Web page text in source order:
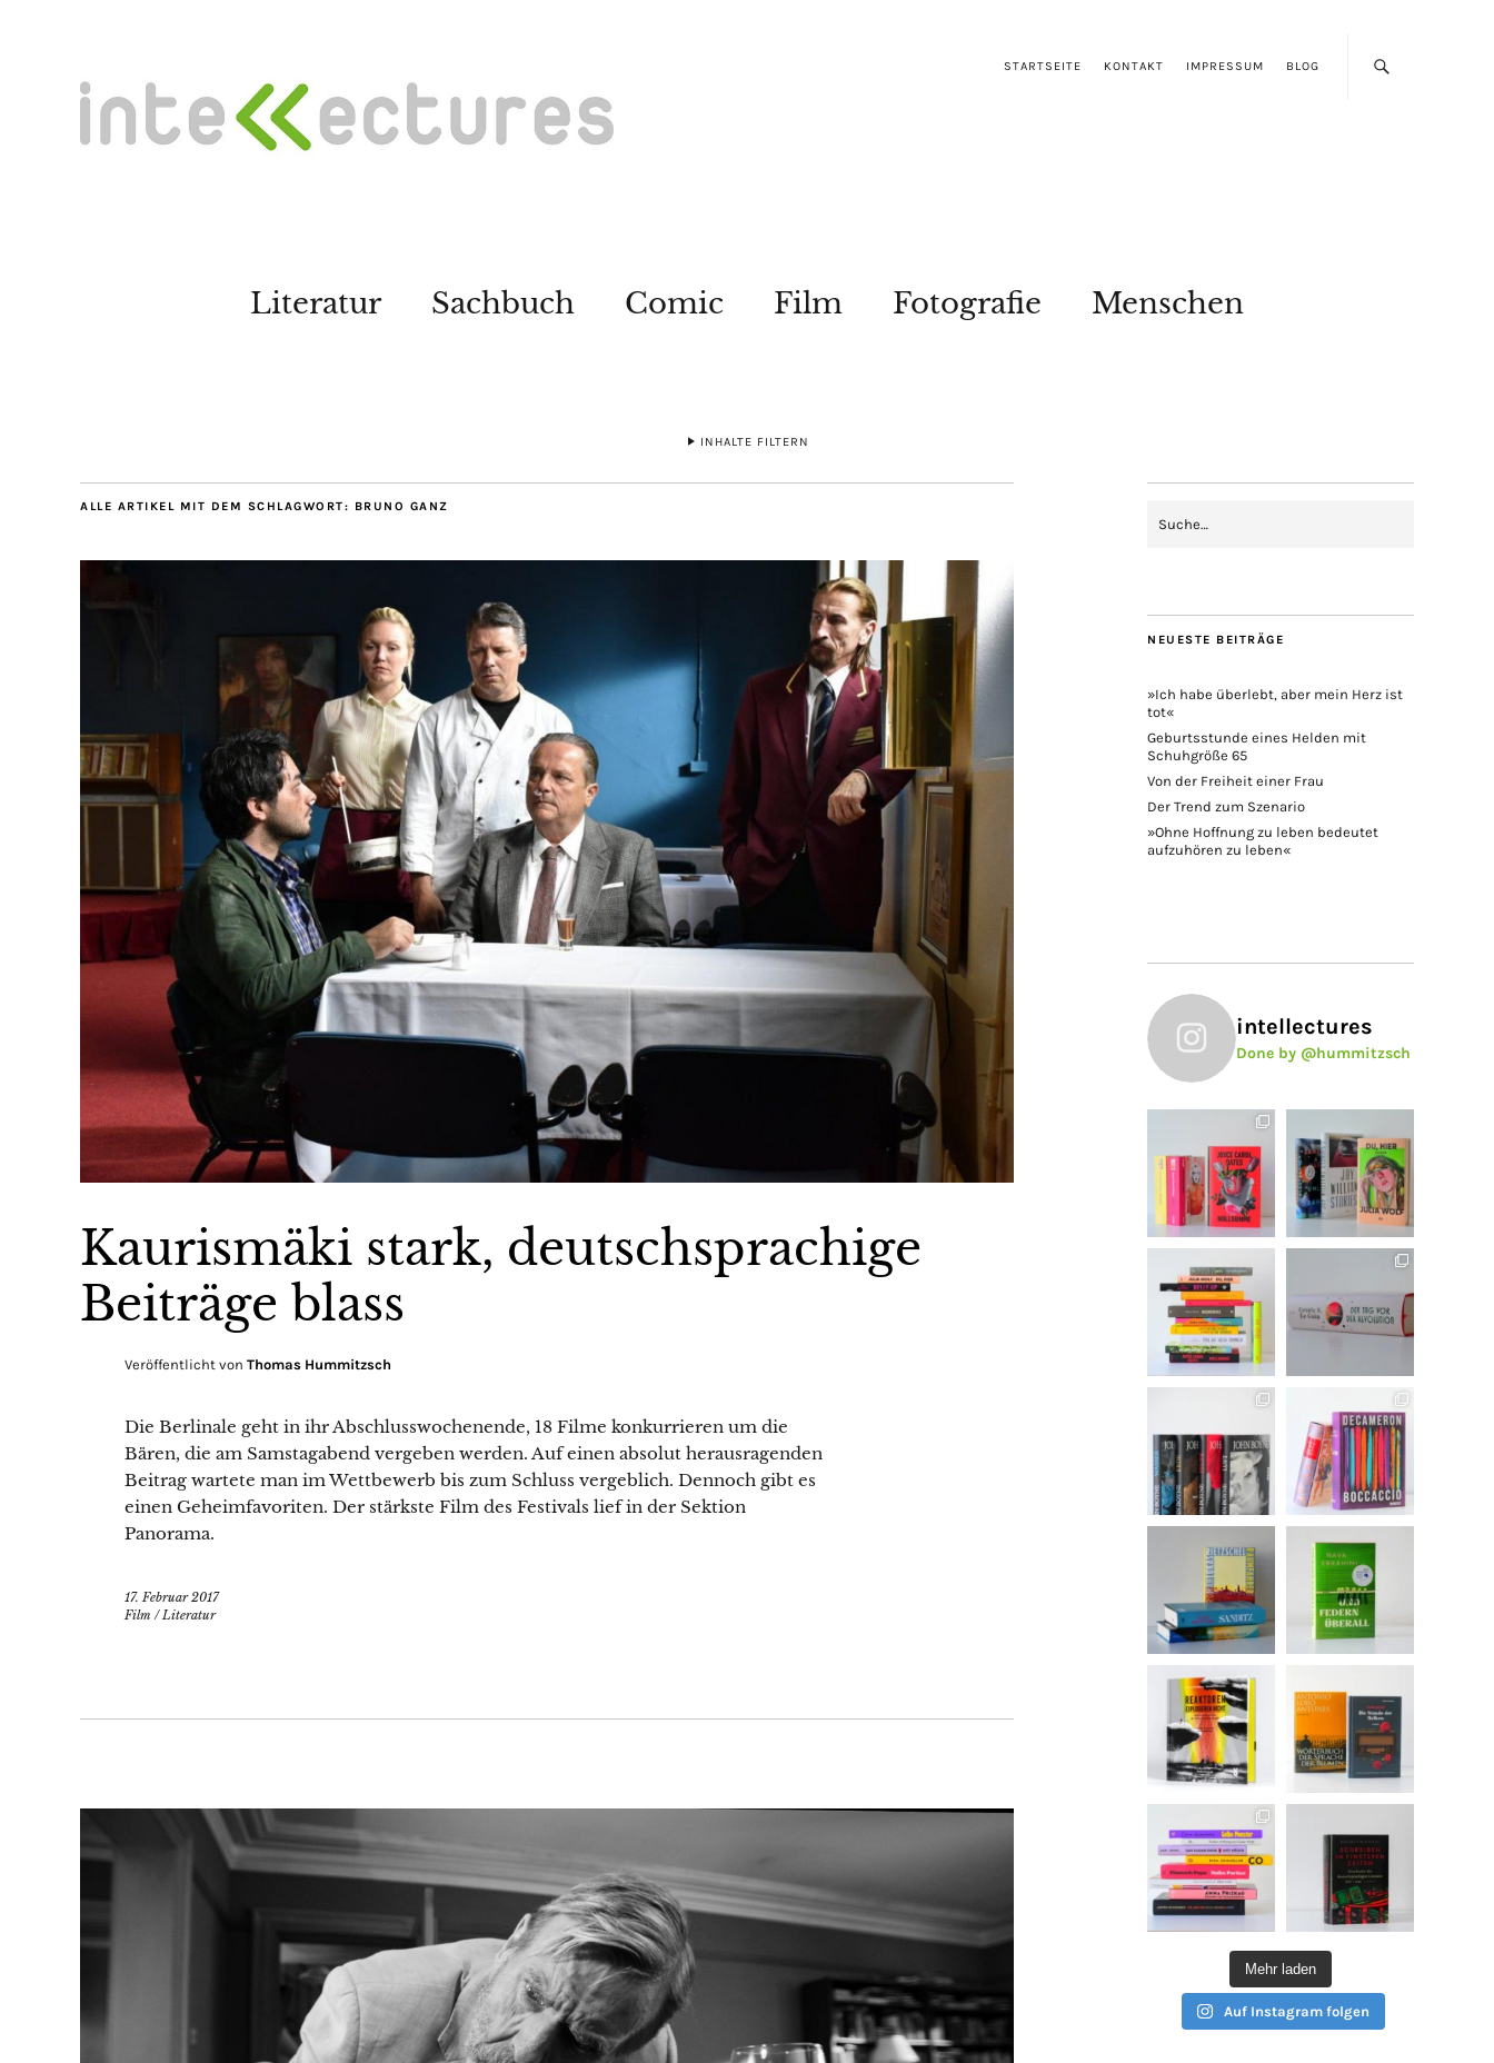
STARTSEITE KONTAKT IMPRESSUM BLOG
Literatur Sachbuch Comic Film Fotografie Menschen
INHALTE FILTERN
ALLE ARTIKEL MIT DEM SCHLAGWORT: BRUNO GANZ
Kaurismäki stark, deutschsprachige
Beiträge blass
Veröffentlicht von Thomas Hummitzsch
Die Berlinale geht in ihr Abschlusswochenende, 18 Filme konkurrieren um die
Bären, die am Samstagabend vergeben werden. Auf einen absolut herausragenden
Beitrag wartete man im Wettbewerb bis zum Schluss vergeblich. Dennoch gibt es
einen Geheimfavoriten. Der stärkste Film des Festivals lief in der Sektion
Panorama.
17. Februar 2017
Film /Literatur
NEUESTE BEITRÄGE
»Ich habe überlebt, aber mein Herz ist
tot«
Geburtsstunde eines Helden mit
Schuhgröße 65
Von der Freiheit einer Frau
Der Trend zum Szenario
»Ohne Hoffnung zu leben bedeutet
aufzuhören zu leben«
intellectures
Done by @hummitzsch
Mehr laden
Auf Instagram folgen